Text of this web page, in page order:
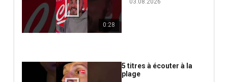
0:28
03.08.2026
5 titres à écouter à la
plage